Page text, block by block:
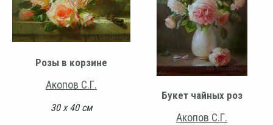
Розы в корзине
Акопов С.Г.
30 х 40 см
Букет чайных роз
Акопов С.Г.